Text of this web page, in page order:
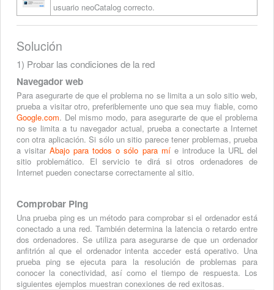
usuario neoCatalog correcto.
Solución
1) Probar las condiciones de la red
Navegador web
Para asegurarte de que el problema no se limita a un solo sitio web,
prueba a visitar otro, preferiblemente uno que sea muy fiable, como
Google.com. Del mismo modo, para asegurarte de que el problema
no se limita a tu navegador actual, prueba a conectarte a Internet
con otra aplicación. Si sólo un sitio parece tener problemas, prueba
a visitarAbajo para todos o sólo para míe introduce la URL del
sitio problemático. El servicio te dirá si otros ordenadores de
Internet pueden conectarse correctamente al sitio.
Comprobar Ping
Una prueba ping es un método para comprobar si el ordenador está
conectado a una red. También determina la latencia o retardo entre
dos ordenadores. Se utiliza para asegurarse de que un ordenador
anfitrión al que el ordenador intenta acceder está operativo. Una
prueba ping se ejecuta para la resolución de problemas para
conocer la conectividad, así como el tiempo de respuesta. Los
siguientes ejemplos muestran conexiones de red exitosas.